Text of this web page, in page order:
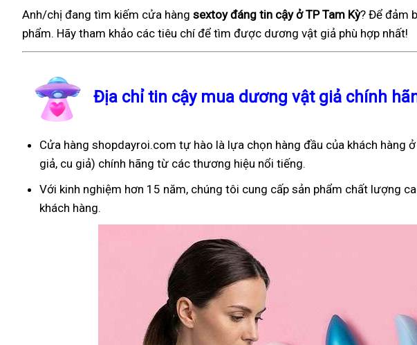
Anh/chị đang tìm kiếm cửa hàng sextoy đáng tin cậy ở TP Tam Kỳ? Để đảm
phẩm. Hãy tham khảo các tiêu chí để tìm được dương vật giả phù hợp nhất!
Địa chỉ tin cậy mua dương vật giả chính
Cửa hàng shopdayroi.com tự hào là lựa chọn hàng đầu của khách hàng
giả, cu giả) chính hãng từ các thương hiệu nổi tiếng.
Với kinh nghiệm hơn 15 năm, chúng tôi cung cấp sản phẩm chất lượng
khách hàng.